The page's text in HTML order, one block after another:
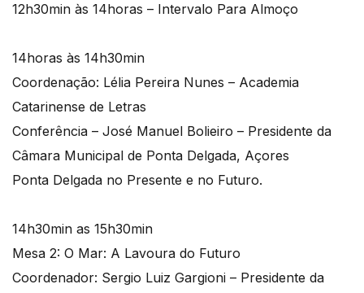
12h30min às 14horas – Intervalo Para Almoço
14horas às 14h30min
Coordenação: Lélia Pereira Nunes – Academia
Catarinense de Letras
Conferência – José Manuel Bolieiro – Presidente da
Câmara Municipal de Ponta Delgada, Açores
Ponta Delgada no Presente e no Futuro.
14h30min as 15h30min
Mesa 2: O Mar: A Lavoura do Futuro
Coordenador: Sergio Luiz Gargioni – Presidente da